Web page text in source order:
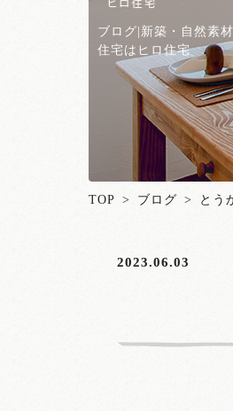
ブログ|新築・自然素
住宅はヒロ住宅
TOP > ブログ > とう
2023.06.03